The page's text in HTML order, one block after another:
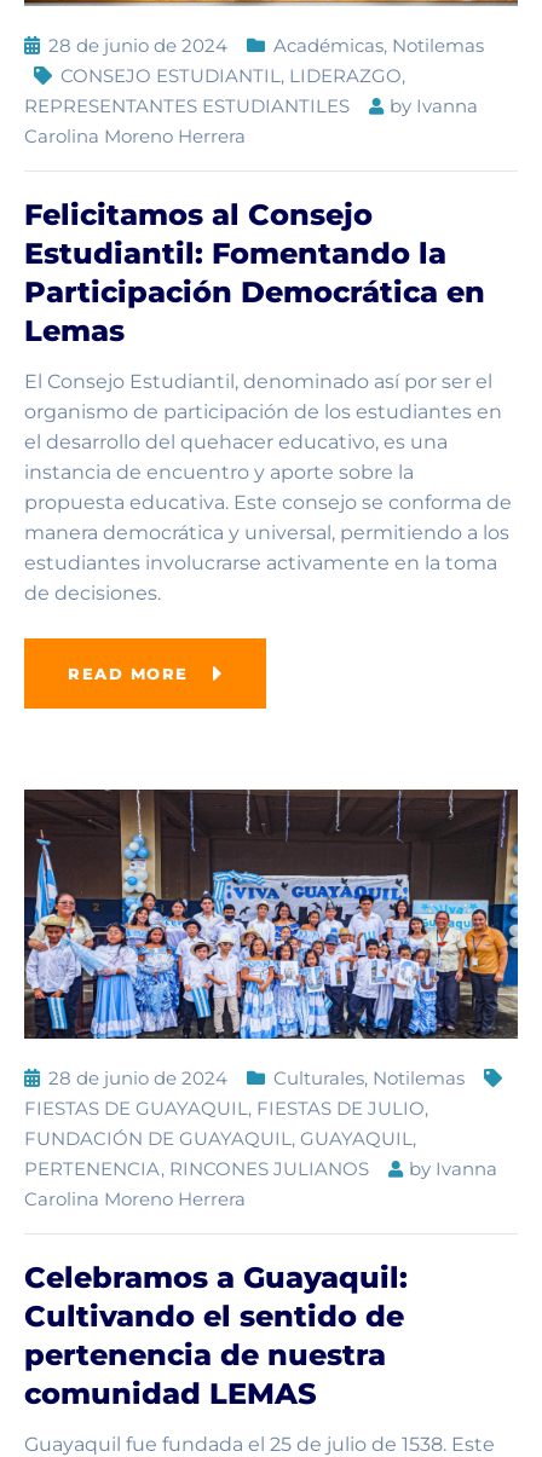
28 de junio de 2024 Académicas, Notilemas
CONSEJO ESTUDIANTIL, LIDERAZGO,
REPRESENTANTES ESTUDIANTILES
by Ivanna
Carolina Moreno Herrera
Felicitamos al Consejo
Estudiantil: Fomentando la
Participación Democrática en
Lemas
El Consejo Estudiantil, denominado así por ser el
organismo de participación de los estudiantes en
el desarrollo del quehacer educativo, es una
instancia de encuentro y aporte sobre la
propuesta educativa. Este consejo se conforma de
manera democrática y universal, permitiendo a los
estudiantes involucrarse activamente en la toma
de decisiones.
READ MORE
28 de junio de 2024 Culturales, Notilemas
FIESTAS DE GUAYAQUIL, FIESTAS DE JULIO,
FUNDACIÓN DE GUAYAQUIL, GUAYAQUIL,
PERTENENCIA, RINCONES JULIANOS by Ivanna
Carolina Moreno Herrera
Celebramos a Guayaquil:
Cultivando el sentido de
pertenencia de nuestra
comunidad LEMAS
Guayaquil fue fundada el 25 de julio de 1538. Este